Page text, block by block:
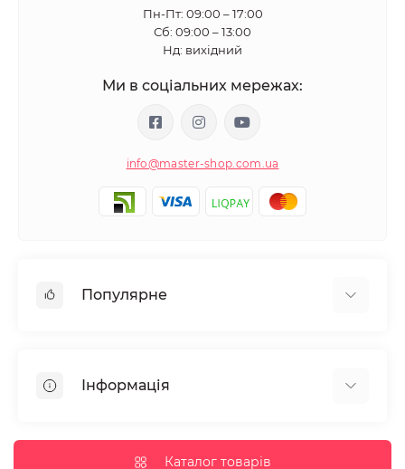
Пн-Пт: 09:00 – 17:00
Сб: 09:00 – 13:00
Нд: вихідний
Ми в соціальних мережах:
info@master-shop.com.ua
Популярне
Парафінотерапія
Вії та брови
Інформація
Доставка та оплата
Каталог товарів